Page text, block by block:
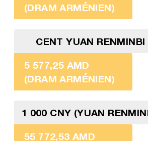
(DRAM ARMÉNIEN)
CENT YUAN RENMINBI
5 577,25 AMD
(DRAM ARMÉNIEN)
1 000 CNY (YUAN
55 772,53 AMD